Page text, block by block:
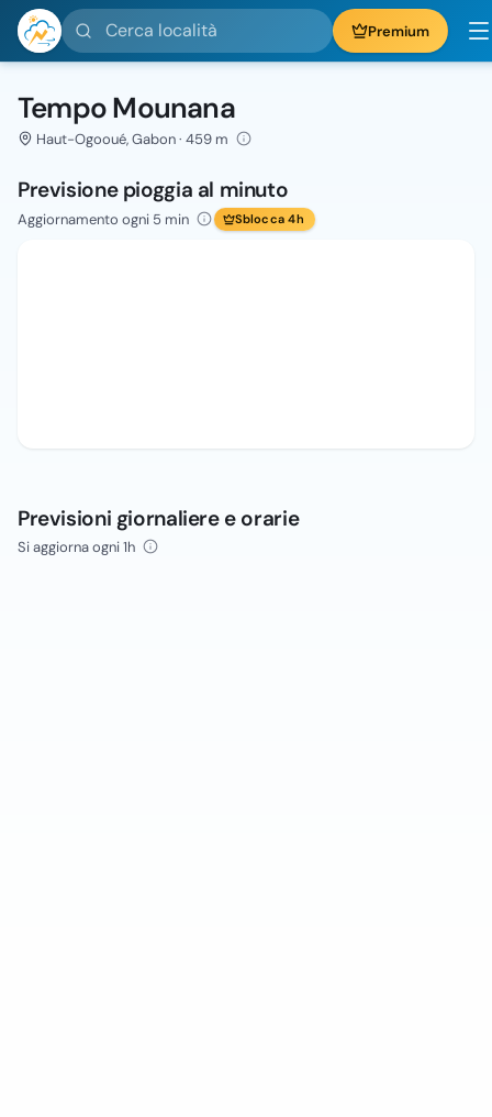
Cerca località Premium
Tempo Mounana
Haut-Ogooué, Gabon · 459 m
Previsione pioggia al minuto
Aggiornamento ogni 5 min Sblocca 4h
Previsioni giornaliere e orarie
Si aggiorna ogni 1h